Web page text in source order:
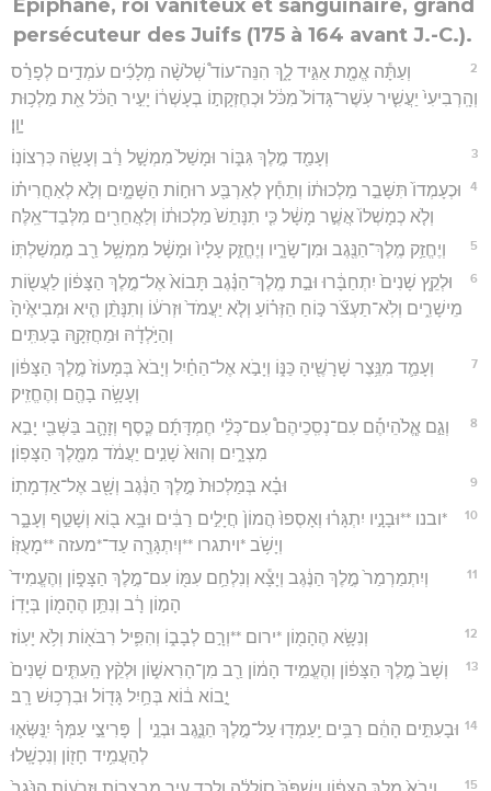
Épiphane, roi vaniteux et sanguinaire, grand
persécuteur des Juifs (175 à 164 avant J.-C.).
2
וְעַתָּ֕ה אֱמֶ֖ת אַגִּ֣יד לָ֑ךְ הִנֵּה־עוֹד֩ שְׁלֹשָׁ֨ה מְלָכִ֜ים עֹמְדִ֣ים לְפָרַ֗ס
וְהָֽרְבִיעִי֙ יַעֲשִׁ֤יר עֹֽשֶׁר־גָּדוֹל֙ מִכֹּ֔ל וּכְחֶזְקָת֣וֹ בְעָשְׁר֔וֹ יָעִ֣יר הַכֹּ֔ל אֵ֖ת מַלְכ֥וּת
יָוָֽן׃
3 וְעָמַ֖ד מֶ֣לֶךְ גִּבּ֑וֹר וּמָשַׁל֙ מִמְשָׁ֣ל רַ֔ב וְעָשָׂ֖ה כִּרְצוֹנֽוֹ׃
4
וּכְעָמְדוֹ֙ תִּשָּׁבֵ֣ר מַלְכוּת֔וֹ וְתֵחָ֕ץ לְאַרְבַּ֖ע רוּח֣וֹת הַשָּׁמָ֑יִם וְלֹ֣א לְאַחֲרִית֗וֹ
וְלֹ֤א כְמָשְׁלוֹ֙ אֲשֶׁ֣ר מָשָׁ֔ל כִּ֤י תִנָּתֵשׁ֙ מַלְכוּת֔וֹ וְלַאֲחֵרִ֖ים מִלְּבַד־אֵֽלֶּה׃
5 וְיֶחֱזַ֥ק מֶֽלֶךְ־הַנֶּ֖גֶב וּמִן־שָׂרָ֑יו וְיֶחֱזַ֤ק עָלָיו֙ וּמָשָׁ֔ל מִמְשָׁ֥ל רַ֖ב מֶמְשַׁלְתּֽוֹ׃
6
וּלְקֵ֤ץ שָׁנִים֙ יִתְחַבָּ֔רוּ וּבַ֣ת מֶֽלֶךְ־הַנֶּ֗גֶב תָּבוֹא֙ אֶל־מֶ֣לֶךְ הַצָּפ֔וֹן לַעֲשׂ֖וֹת
מֵישָׁרִ֑ים וְלֹֽא־תַעְצֹ֞ר כּ֣וֹחַ הַזְּר֗וֹעַ וְלֹ֤א יַעֲמֹד֙ וּזְרֹע֔וֹ וְתִנָּתֵ֨ן הִ֤יא וּמְבִיאֶ֙יהָ֙
וְהַיֹּ֣לְדָ֔הּ וּמַחֲזִקָ֖הּ בָּעִתִּֽים׃
7
וְעָמַ֛ד מִנֵּ֥צֶר שָׁרָשֶׁ֖יהָ כַּנּ֑וֹ וְיָבֹ֣א אֶל־הַחַ֗יִל וְיָבֹא֙ בְּמָעוֹז֙ מֶ֣לֶךְ הַצָּפ֔וֹן
וְעָשָׂ֥ה בָהֶ֖ם וְהֶחֱזִֽיק׃
8
וְגַ֣ם אֱ‍ֽלֹהֵיהֶ֡ם עִם־נְסִֽכֵיהֶם֩ עִם־כְּלֵ֨י חֶמְדָּתָ֜ם כֶּ֧סֶף וְזָהָ֛ב בַּשְּׁבִ֖י יָבִ֣א
מִצְרָ֑יִם וְהוּא֙ שָׁנִ֣ים יַעֲמֹ֔ד מִמֶּ֖לֶךְ הַצָּפֽוֹן׃
9 וּבָ֗א בְּמַלְכוּת֙ מֶ֣לֶךְ הַנֶּ֔גֶב וְשָׁ֖ב אֶל־אַדְמָתֽוֹ׃
10
*ובנו **וּבָנָ֣יו יִתְגָּר֗וּ וְאָסְפוּ֙ הֲמוֹן֙ חֲיָלִ֣ים רַבִּ֔ים וּבָ֥א ב֖וֹא וְשָׁטַ֣ף וְעָבָ֑ר
וְיָשֹׁ֥ב *ויתגרו **וְיִתְגָּרֶ֖ה עַד־*מעזה **מָעֻזּֽוֹ׃
11
וְיִתְמַרְמַר֙ מֶ֣לֶךְ הַנֶּ֔גֶב וְיָצָ֕א וְנִלְחַ֥ם עִמּ֖וֹ עִם־מֶ֣לֶךְ הַצָּפ֑וֹן וְהֶעֱמִיד֙
הָמ֣וֹן רָ֔ב וְנִתַּ֥ן הֶהָמ֖וֹן בְּיָדֽוֹ׃
12 וְנִשָּׂ֥א הֶהָמ֖וֹן *ירום **וְרָ֣ם לְבָב֑וֹ וְהִפִּ֛יל רִבֹּא֖וֹת וְלֹ֥א יָעֽוֹז׃
13
וְשָׁב֙ מֶ֣לֶךְ הַצָּפ֔וֹן וְהֶעֱמִ֣יד הָמ֔וֹן רַ֖ב מִן־הָרִאשׁ֑וֹן וּלְקֵ֨ץ הָֽעִתִּ֤ים שָׁנִים֙
יָ֣בוֹא ב֔וֹא בְּחַ֥יִל גָּד֖וֹל וּבִרְכ֥וּשׁ רָֽב׃
14 וּבָעִתִּ֣ים הָהֵ֔ם רַבִּ֥ים יַֽעַמְד֖וּ עַל־מֶ֣לֶךְ הַנֶּ֑גֶב וּבְנֵ֣י ׀ פָּרִיצֵ֣י עַמְּךָ֗ יִֽנַּשְּׂא֛וּ
לְהַעֲמִ֥יד חָז֖וֹן וְנִכְשָֽׁלוּ׃
15